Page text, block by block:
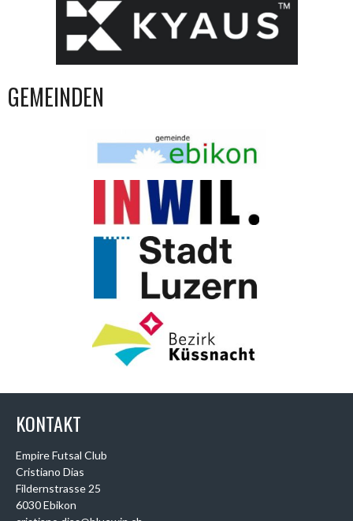
GEMEINDEN
KONTAKT
Empire Futsal Club
Cristiano Dias
Fildernstrasse 25
6030 Ebikon